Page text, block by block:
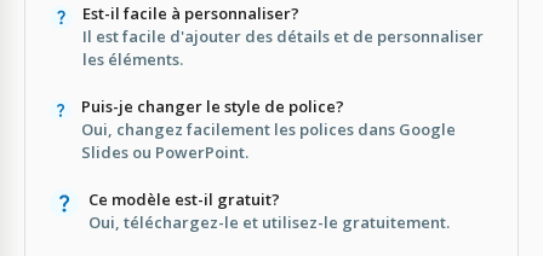
Est-il facile à personnaliser?
Il est facile d'ajouter des détails et de personnaliser
les éléments.
Puis-je changer le style de police?
Oui, changez facilement les polices dans Google
Slides ou PowerPoint.
Ce modèle est-il gratuit?
Oui, téléchargez-le et utilisez-le gratuitement.